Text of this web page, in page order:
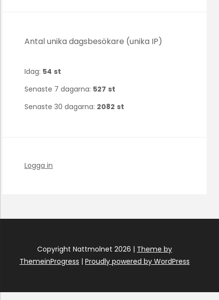
Antal unika dagsbesökare (unika IP)
Idag: 54 st
Senaste 7 dagarna: 527 st
Senaste 30 dagarna: 2082 st
Logga in
Copyright Nattmolnet 2026 | Theme by
ThemeinProgress | Proudly powered by WordPress